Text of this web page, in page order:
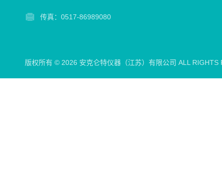
传真：0517-86989080
版权所有 © 2026 安克仑特仪器（江苏）有限公司 ALL RIGHTS